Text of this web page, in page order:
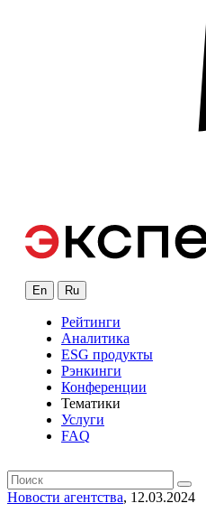
En Ru
Рейтинги
Аналитика
ESG продукты
Рэнкинги
Конференции
Тематики
Услуги
FAQ
Новости агентства, 12.03.2024